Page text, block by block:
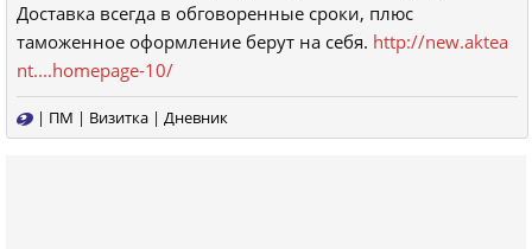
Доставка всегда в обговоренные сроки, плюс
таможенное оформление берут на себя. http://new.aktea
nt....homepage-10/
| ПМ | Визитка | Дневник